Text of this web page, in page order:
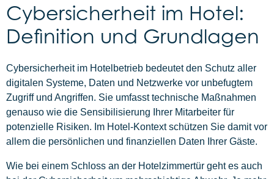
Cybersicherheit im Hotel:
Definition und Grundlagen
Cybersicherheit im Hotelbetrieb bedeutet den Schutz aller
digitalen Systeme, Daten und Netzwerke vor unbefugtem
Zugriff und Angriffen. Sie umfasst technische Maßnahmen
genauso wie die Sensibilisierung Ihrer Mitarbeiter für
potenzielle Risiken. Im Hotel-Kontext schützen Sie damit vor
allem die persönlichen und finanziellen Daten Ihrer Gäste.
Wie bei einem Schloss an der Hotelzimmertür geht es auch